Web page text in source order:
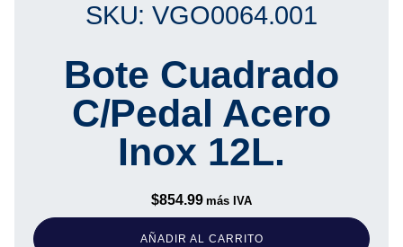
SKU: VGO0064.001
Bote Cuadrado
C/Pedal Acero
Inox 12L.
$854.99 más IVA
AÑADIR AL CARRITO